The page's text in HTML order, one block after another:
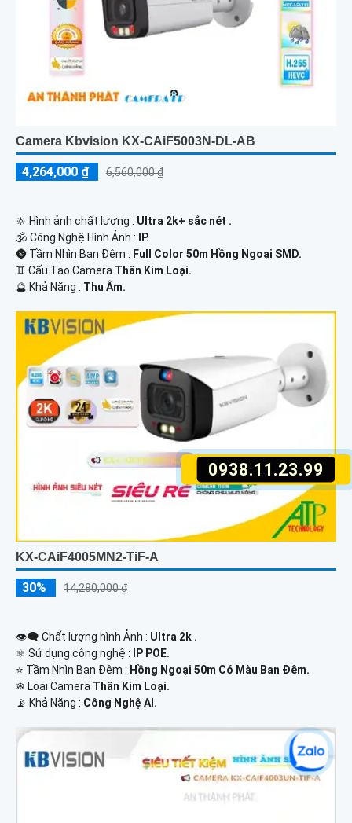
0938.11.23.99
Camera Kbvision KX-CAiF5003N-DL-AB
4,264,000 ₫ 6,560,000 ₫
🔆 Hình ảnh chất lượng : Ultra 2k+ sắc nét .
🕉️ Công Nghệ Hình Ảnh : IP.
🌚 Tầm Nhìn Ban Đêm : Full Color 50m Hồng Ngoại SMD.
♊ Cấu Tạo Camera Thân Kim Loại.
️🔮 Khả Năng : Thu Âm.
KX-CAiF4005MN2-TiF-A
30% 14,280,000 ₫
👁️‍🗨 Chất lượng hình Ảnh : Ultra 2k .
⚛️ Sử dụng công nghệ :
IP POE.
⭐ Tầm Nhìn Ban Đêm : Hồng Ngoại 50m Có Màu Ban Đêm.
❄ Loại Camera Thân Kim Loại.
️📡 Khả Năng : Công Nghệ AI.